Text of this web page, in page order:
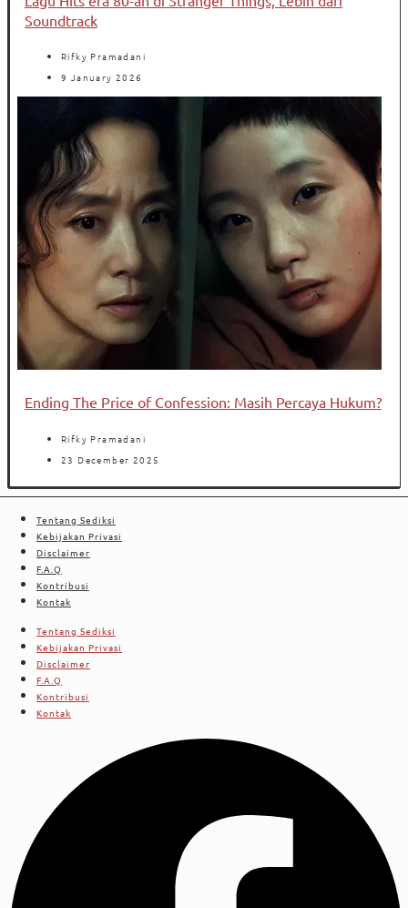
Soundtrack
Rifky Pramadani
9 January 2026
Ending The Price of Confession: Masih Percaya Hukum?
Rifky Pramadani
23 December 2025
Tentang Sediksi
Kebijakan Privasi
Disclaimer
F.A.Q
Kontribusi
Kontak
Tentang Sediksi
Kebijakan Privasi
Disclaimer
F.A.Q
Kontribusi
Kontak